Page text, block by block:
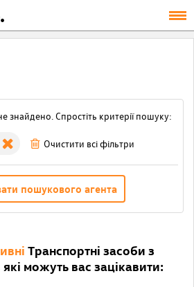
знайдено. Спростіть критерії пошуку:
Очистити всі фільтри
пошукового агента
Транспортні засоби з
можуть вас зацікавити: